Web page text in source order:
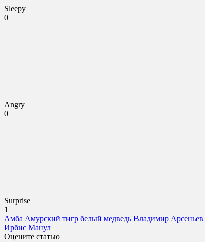
Sleepy
0
Angry
0
Surprise
1
Амба Амурский тигр белый медведь Владимир Арсеньев
Ирбис Манул
Оцените статью